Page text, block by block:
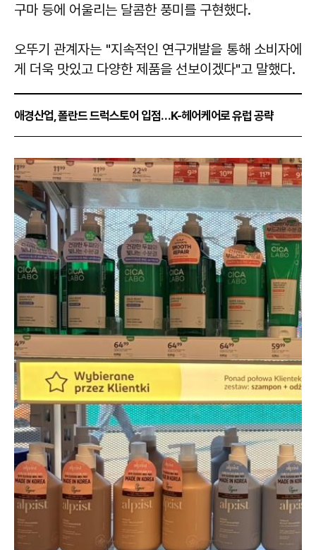
구마 등에 어울리는 달콤한 풍미를 구현했다.
오뚜기 관계자는 "지속적인 연구개발을 통해 소비자에
게 더욱 맛있고 다양한 제품을 선보이겠다"고 말했다.
애경산업, 폴란드 드럭스토어 입점…K-헤어케어로 유럽 공략